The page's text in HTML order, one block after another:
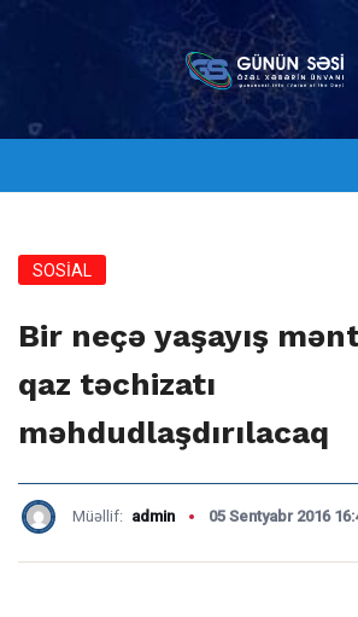
SOSİAL
Bir neçə yaşayış
qaz təchizatı
məhdudlaşdırılacaq
Müəllif: admin 05 Sentyabr 2016